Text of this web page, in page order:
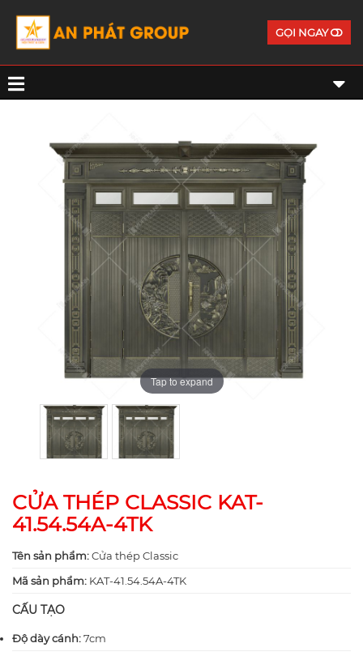
GỌI NGAY
Tap to expand
Tap to expand
CỬA THÉP CLASSIC KAT-
41.54.54A-4TK
Tên sản phẩm:Cửa thép Classic
Mã sản phẩm: KAT-41.54.54A-4TK
CẤU TẠO
Độ dày cánh:7cm